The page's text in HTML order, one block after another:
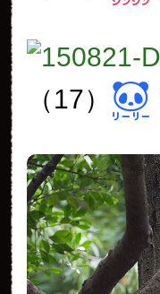
（17）